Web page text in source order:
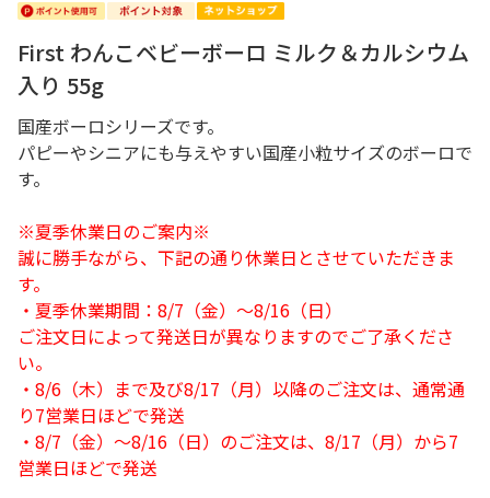
First わんこベビーボーロ ミルク＆カルシウム
入り 55g
国産ボーロシリーズです。
パピーやシニアにも与えやすい国産小粒サイズのボーロで
す。
※夏季休業日のご案内※
誠に勝手ながら、下記の通り休業日とさせていただきま
す。
・夏季休業期間：8/7（金）～8/16（日）
ご注文日によって発送日が異なりますのでご了承くださ
い。
・8/6（木）まで及び8/17（月）以降のご注文は、通常通
り7営業日ほどで発送
・8/7（金）～8/16（日）のご注文は、8/17（月）から7
営業日ほどで発送